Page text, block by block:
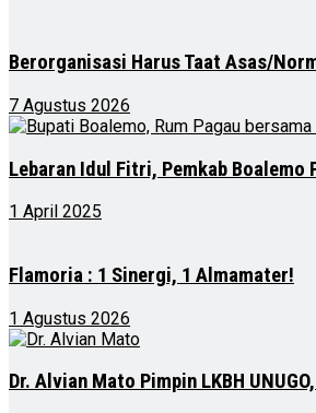
Berorganisasi Harus Taat Asas/
7 Agustus 2026
Lebaran Idul Fitri, Pemkab
1 April 2025
Flamoria : 1 Sinergi, 1 Almamater!
1 Agustus 2026
Dr. Alvian Mato Pimpin LKBH